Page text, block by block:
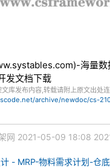
海量数
发文档下载
库发布内容,转载请附上原文出处
archive/newdoc/cs-
网 2021-05-09 18:08
- MRP-物料需求计划-仓